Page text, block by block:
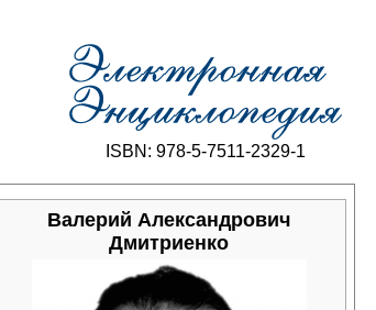
ISBN: 978-5-7511-2329-1
Валерий Александрович
Дмитриенко